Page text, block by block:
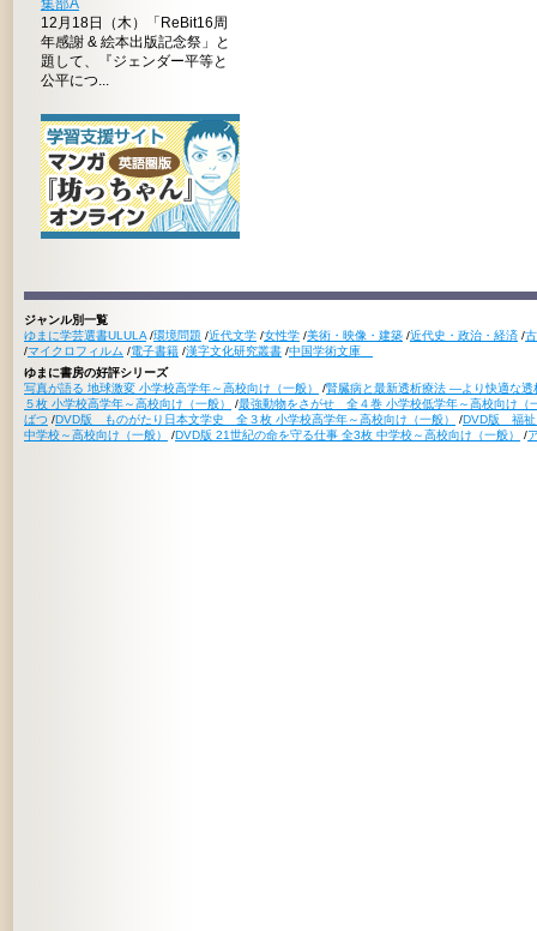
集部A
12月18日（木）「ReBit16周
年感謝 & 絵本出版記念祭」と
題して、『ジェンダー平等と
公平につ...
ジャンル別一覧
ゆまに学芸選書ULULA /環境問題 /近代文学 /女性学 /美術・映像・建築 /近代史・政治・経済 /
/マイクロフィルム /電子書籍 /漢字文化研究叢書 /中国学術文庫
ゆまに書房の好評シリーズ
写真が語る 地球激変 小学校高学年～高校向け（一般）
/腎臓病と最新透析療法 ―より快適な
５枚 小学校高学年～高校向け（一般）
/最強動物をさがせ 全４巻 小学校低学年～高校向け（
ばつ /DVD版 ものがたり日本文学史 全３枚 小学校高学年～高校向け（一般） /DVD版 福祉
中学校～高校向け（一般）
/DVD版 21世紀の命を守る仕事 全3枚 中学校～高校向け（一般） /